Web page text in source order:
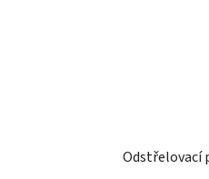
Odstřelovací